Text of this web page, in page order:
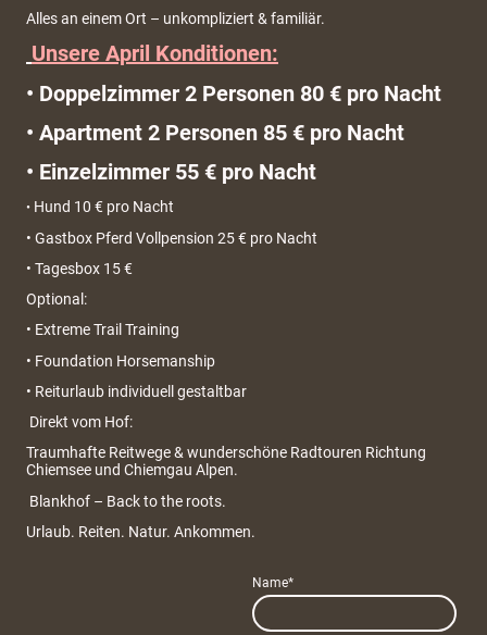
Alles an einem Ort – unkompliziert & familiär.
Unsere April Konditionen:
• Doppelzimmer 2 Personen 80 € pro Nacht
• Apartment 2 Personen 85 € pro Nacht
• Einzelzimmer 55 € pro Nacht
• Hund 10 € pro Nacht
• Gastbox Pferd Vollpension 25 € pro Nacht
• Tagesbox 15 €
Optional:
• Extreme Trail Training
• Foundation Horsemanship
• Reiturlaub individuell gestaltbar
Direkt vom Hof:
Traumhafte Reitwege & wunderschöne Radtouren Richtung
Chiemsee und Chiemgau Alpen.
Blankhof – Back to the roots.
Urlaub. Reiten. Natur. Ankommen.
Name*